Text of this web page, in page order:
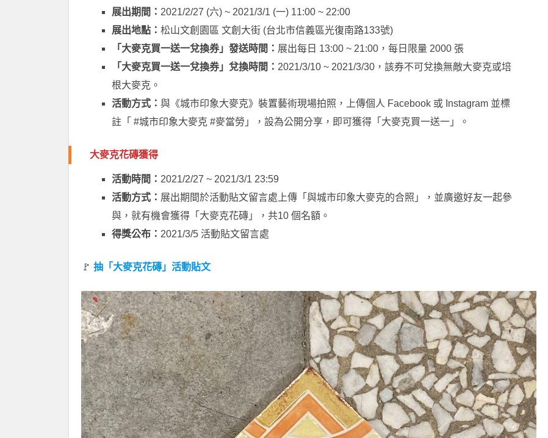
展出期間： 2021/2/27 (六) ~ 2021/3/1 (一) 11:00 ~ 22:00
展出地點： 松山文創園區 文創大街 (台北市信義區光復南路133號)
「大麥克買一送一兌換券」發送時間： 展出每日 13:00 ~ 21:00，每日限量 2000 張
「大麥克買一送一兌換券」兌換時間： 2021/3/10 ~ 2021/3/30，該券不可兌換無敵大麥克或培
根大麥克。
活動方式： 與《城市印象大麥克》裝置藝術現場拍照，上傳個人 Facebook 或 Instagram 並標
註「 #城市印象大麥克 #麥當勞」，設為公開分享，即可獲得「大麥克買一送一」。
大麥克花磚獲得
活動時間： 2021/2/27 ~ 2021/3/1 23:59
活動方式： 展出期間於活動貼文留言處上傳「與城市印象大麥克的合照」，並廣邀好友一起參
與，就有機會獲得「大麥克花磚」，共10 個名額。
得獎公布： 2021/3/5 活動貼文留言處
🚩 抽「大麥克花磚」活動貼文